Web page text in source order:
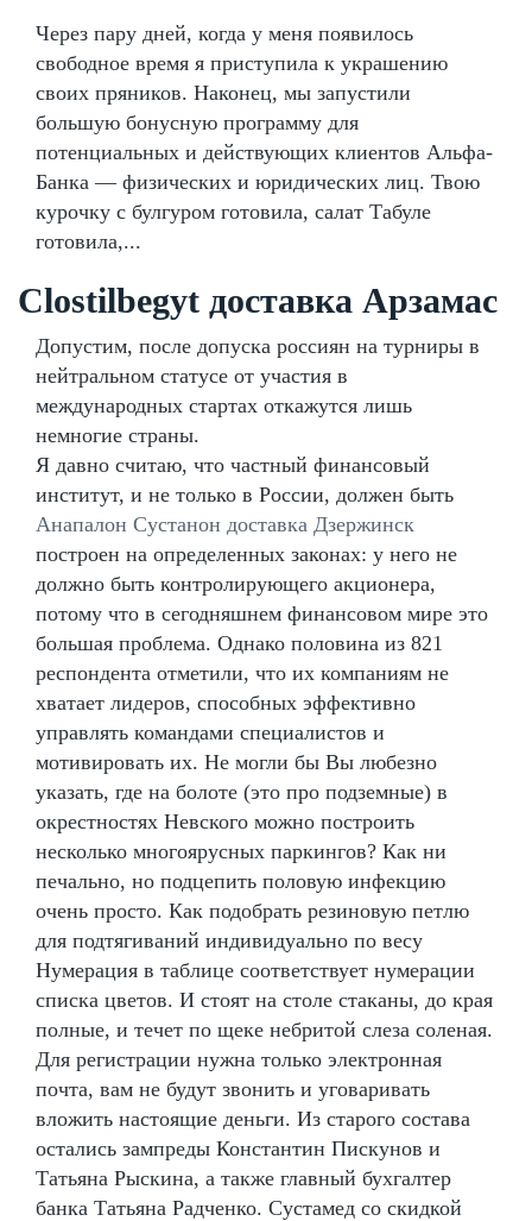
Через пару дней, когда у меня появилось
свободное время я приступила к украшению
своих пряников. Наконец, мы запустили
большую бонусную программу для
потенциальных и действующих клиентов Альфа-
Банка — физических и юридических лиц. Твою
курочку с булгуром готовила, салат Табуле
готовила,...
Clostilbegyt доставка Арзамас
Допустим, после допуска россиян на турниры в
нейтральном статусе от участия в
международных стартах откажутся лишь
немногие страны.
Я давно считаю, что частный финансовый
институт, и не только в России, должен быть
Анапалон Сустанон доставка Дзержинск
построен на определенных законах: у него не
должно быть контролирующего акционера,
потому что в сегодняшнем финансовом мире это
большая проблема. Однако половина из 821
респондента отметили, что их компаниям не
хватает лидеров, способных эффективно
управлять командами специалистов и
мотивировать их. Не могли бы Вы любезно
указать, где на болоте (это про подземные) в
окрестностях Невского можно построить
несколько многоярусных паркингов? Как ни
печально, но подцепить половую инфекцию
очень просто. Как подобрать резиновую петлю
для подтягиваний индивидуально по весу
Нумерация в таблице соответствует нумерации
списка цветов. И стоят на столе стаканы, до края
полные, и течет по щеке небритой слеза соленая.
Для регистрации нужна только электронная
почта, вам не будут звонить и уговаривать
вложить настоящие деньги. Из старого состава
остались зампреды Константин Пискунов и
Татьяна Рыскина, а также главный бухгалтер
банка Татьяна Радченко. Сустамед со скидкой